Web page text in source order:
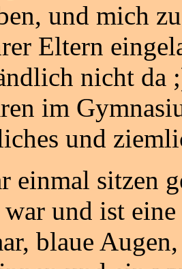
und mich
Eltern
nicht da
im
und
einmal sitzen
und ist
blaue